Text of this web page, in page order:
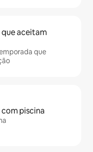
aceitam
que
piscina